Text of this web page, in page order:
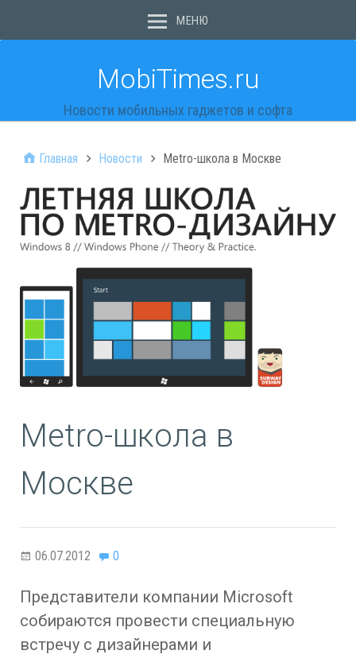
МЕНЮ
MobiTimes.ru
Новости мобильных гаджетов и софта
Главная Новости Metro-школа в Москве
Metro-школа в
Москве
06.07.2012 0
Представители компании Microsoft
собираются провести специальную
встречу с дизайнерами и